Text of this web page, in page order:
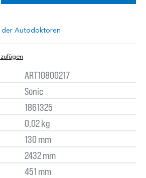
ART10800217
Sonic
1861325
0,02 kg
130 mm
2432 mm
451 mm